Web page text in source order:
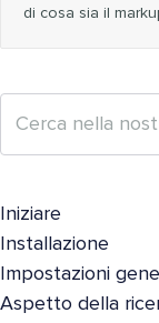
di cosa sia il
Iniziare
Installazione
Impostazioni
Aspetto della